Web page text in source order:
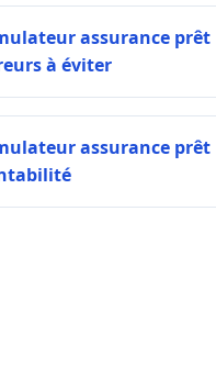
assurance prêt
à éviter
assurance prêt